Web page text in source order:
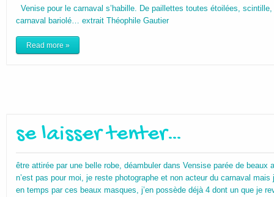
Venise pour le carnaval s’habille. De paillettes toutes étoilées,
carnaval bariolé… extrait Théophile Gautier
Read more »
se laisser tenter…
être attirée par une belle robe, déambuler dans Vensise parée de
n’est pas pour moi, je reste photographe et non acteur du carnaval mais
en temps par ces beaux masques, j’en possède déjà 4 dont un que je